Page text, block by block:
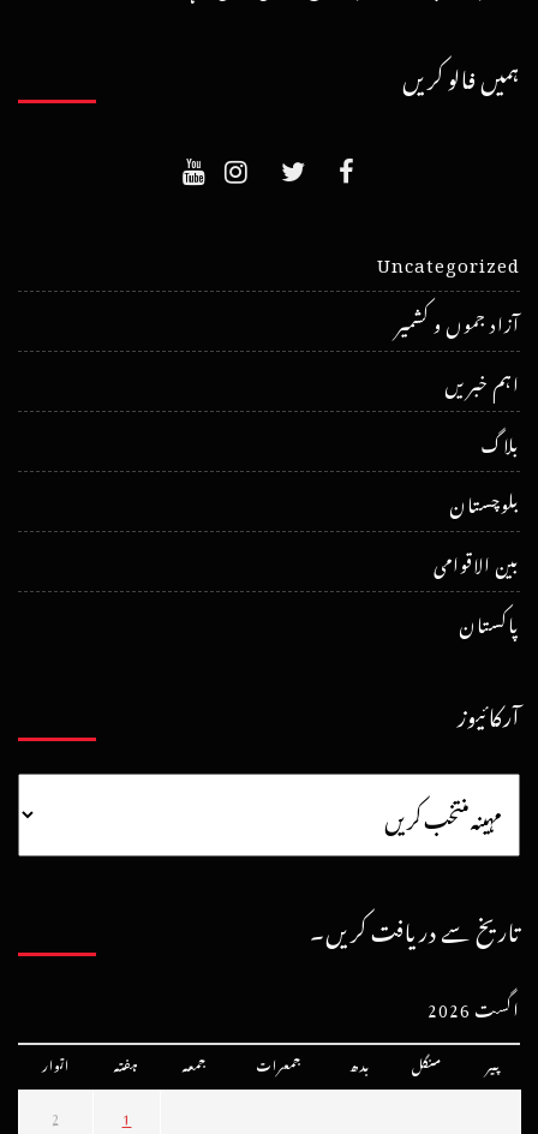
ہمیں فالو کریں
Uncategorized
آزاد جموں و کشمیر
اہم خبریں
بلاگ
بلوچستان
بین الاقوامی
پاکستان
آرکائیوز
تاریخ سے دریافت کریں۔
اگست 2026
پیر منگل بدھ جمعرات جمعہ ہفتہ اتوار
1
2